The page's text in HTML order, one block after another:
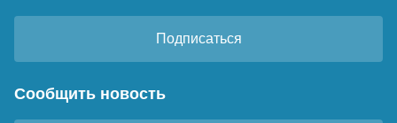
Подписаться
Сообщить новость